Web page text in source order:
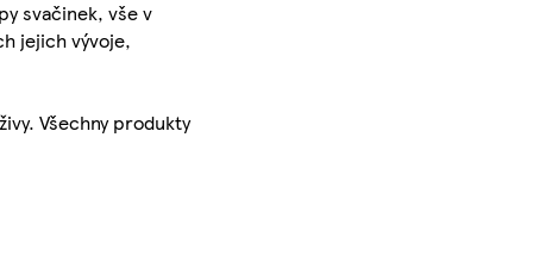
svačinek, vše v
jejich vývoje,
Všechny produkty